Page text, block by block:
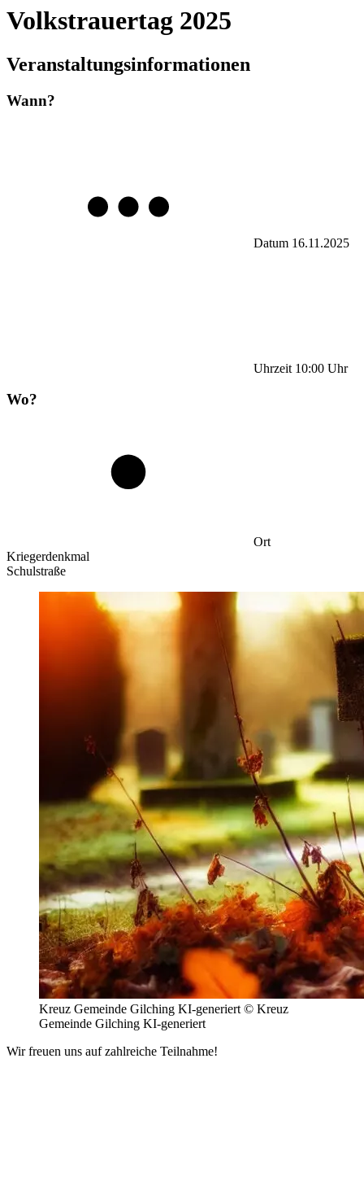
Volkstrauertag 2025
Veranstaltungsinformationen
Wann?
Datum 16.11.2025
Uhrzeit 10:00 Uhr
Wo?
Ort
Kriegerdenkmal
Schulstraße
Kreuz Gemeinde Gilching KI-generiert © Kreuz
Gemeinde Gilching KI-generiert
Wir freuen uns auf zahlreiche Teilnahme!